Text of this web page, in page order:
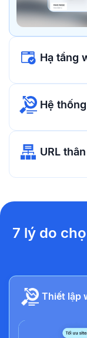
Hạ tầng
Hệ
URL
7 lý do
Thiết lập